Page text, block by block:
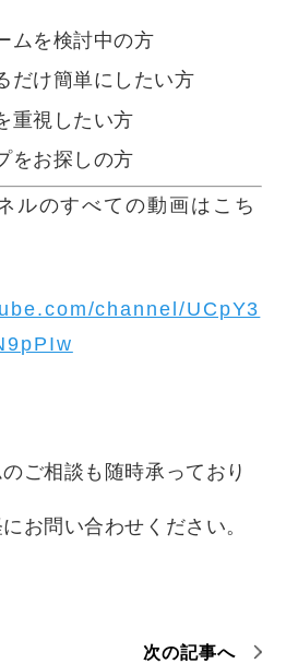
ムを検討中の方
だけ簡単にしたい方
重視したい方
をお探しの方
ルのすべての動画はこち
channel/UCpY3
ご相談も随時承っており
お問い合わせください。
次の記事へ